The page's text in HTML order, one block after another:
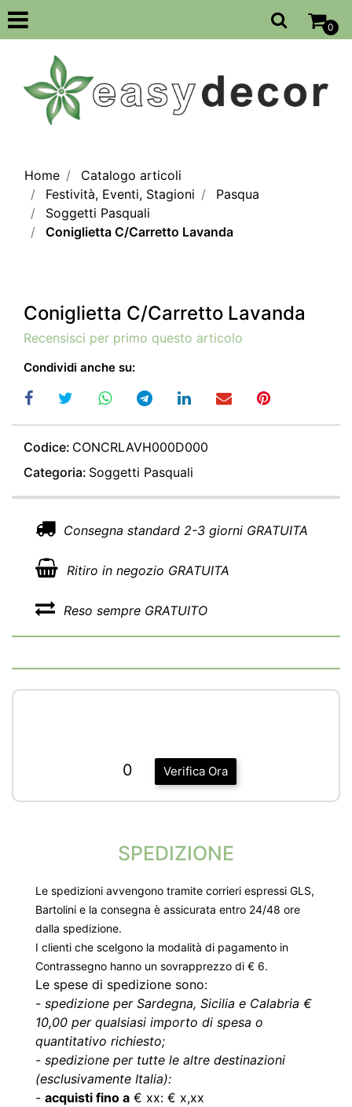
Open
0
Home
Catalogo articoli
Festività, Eventi, Stagioni
Pasqua
Soggetti Pasquali
Coniglietta C/Carretto Lavanda
Coniglietta C/Carretto Lavanda
Recensisci per primo questo articolo
Condividi anche su:
Codice: CONCRLAVH000D000
Categoria: Soggetti Pasquali
Consegna standard 2-3 giorni GRATUITA
Ritiro in negozio GRATUITA
Reso sempre GRATUITO
Verifica Ora
0
SPEDIZIONE
Le spedizioni avvengono tramite corrieri espressi GLS,
Bartolini e la consegna è assicurata entro 24/48 ore
dalla spedizione.
I clienti che scelgono la modalità di pagamento in
Contrassegno hanno un sovrapprezzo di € 6.
Le spese di spedizione sono:
- spedizione per Sardegna, Sicilia e Calabria €
10,00 per qualsiasi importo di spesa o
quantitativo richiesto;
- spedizione per tutte le altre destinazioni
(esclusivamente Italia):
- acquisti fino a € xx: € x,xx